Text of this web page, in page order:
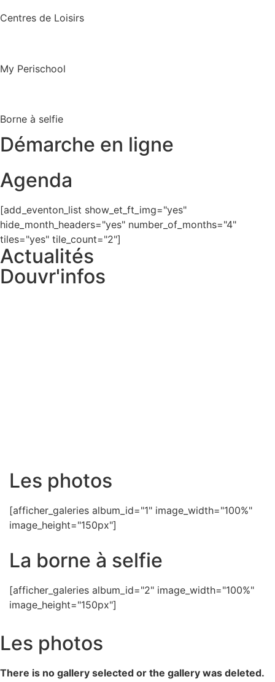
Centres de Loisirs
My Perischool
Borne à selfie
Démarche en ligne
Agenda
[add_eventon_list show_et_ft_img="yes"
hide_month_headers="yes" number_of_months="4"
tiles="yes" tile_count="2"]
Actualités
Douvr'infos
Les photos
[afficher_galeries album_id="1" image_width="100%"
image_height="150px"]
La borne à selfie
[afficher_galeries album_id="2" image_width="100%"
image_height="150px"]
Les photos
There is no gallery selected or the gallery was deleted.